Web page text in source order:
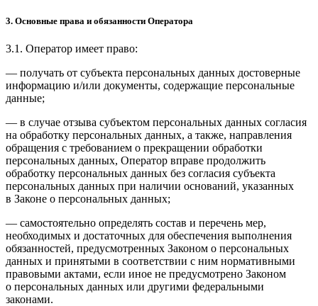
3. Основные права и обязанности Оператора
3.1. Оператор имеет право:
— получать от субъекта персональных данных достоверные
информацию и/или документы, содержащие персональные
данные;
— в случае отзыва субъектом персональных данных согласия
на обработку персональных данных, а также, направления
обращения с требованием о прекращении обработки
персональных данных, Оператор вправе продолжить
обработку персональных данных без согласия субъекта
персональных данных при наличии оснований, указанных
в Законе о персональных данных;
— самостоятельно определять состав и перечень мер,
необходимых и достаточных для обеспечения выполнения
обязанностей, предусмотренных Законом о персональных
данных и принятыми в соответствии с ним нормативными
правовыми актами, если иное не предусмотрено Законом
о персональных данных или другими федеральными
законами.